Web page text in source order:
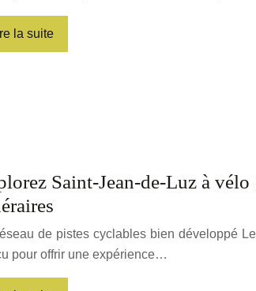
la suite
Saint-Jean-de-Luz à
de pistes cyclables bien développé
pour offrir une expérience…